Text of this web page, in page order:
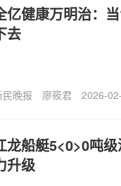
亿健康万明治：
去
民晚报 廖筱君 2026-
龙船艇5<0>0吨
升级